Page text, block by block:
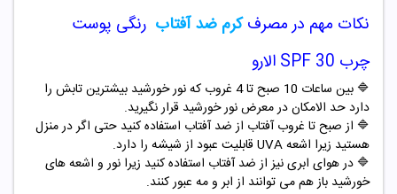
نکات مهم در مصرفکرم ضد آفتاب رنگی پوست
چرب SPF 30 الارو
🔷 بین ساعات 10 صبح تا 4 غروب که نور خورشید بیشترین تابش را
دارد حد الامکان در معرض نور خورشید قرار نگیرید.
🔷 از صبح تا غروب آفتاب از ضد آفتاب استفاده کنید حتی اگر در منزل
هستید زیرا اشعه UVA قابلیت عبود از شیشه را دارد.
🔷 در هوای ابری نیز از ضد آفتاب استفاده کنید زیرا نور و اشعه های
خورشید باز هم می توانند از ابر و مه عبور کنند.